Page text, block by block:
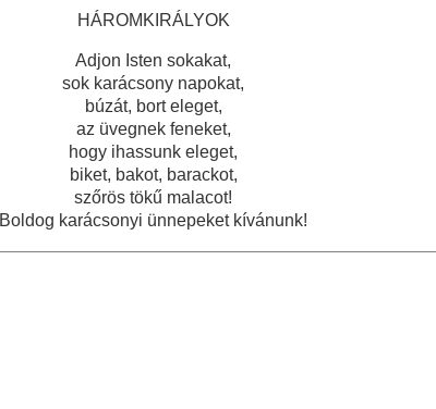
HÁROMKIRÁLYOK
Adjon Isten sokakat,
sok karácsony napokat,
búzát, bort eleget,
az üvegnek feneket,
hogy ihassunk eleget,
biket, bakot, barackot,
szőrös tökű malacot!
Boldog karácsonyi ünnepeket kívánunk!